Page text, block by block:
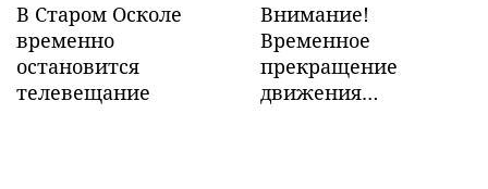
В Старом Осколе
временно
остановится
телевещание
Внимание!
Временное
прекращение
движения